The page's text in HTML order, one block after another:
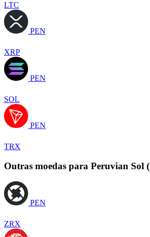
LTC
PEN
XRP
PEN
SOL
PEN
TRX
Outras moedas para Peruvian Sol
PEN
ZRX